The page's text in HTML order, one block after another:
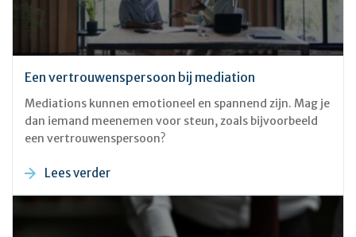
Een vertrouwenspersoon bij mediation
Mediations kunnen emotioneel en spannend zijn. Mag je
dan iemand meenemen voor steun, zoals bijvoorbeeld
een vertrouwenspersoon?
Lees verder